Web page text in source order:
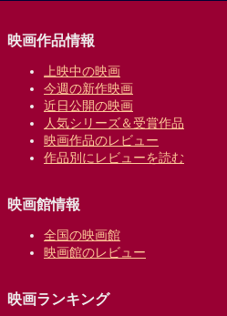
映画作品情報
上映中の映画
今週の新作映画
近日公開の映画
人気シリーズ＆受賞作品
映画作品のレビュー
作品別にレビューを読む
映画館情報
全国の映画館
映画館のレビュー
映画ランキング